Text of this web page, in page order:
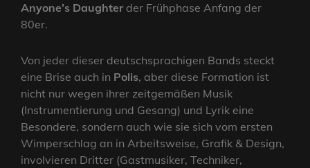
Anyone’s Daughterder Frühphase Anfang der
80er.
Von jeder dieser deutschsprachigen Bands steckt
eine Brise auch in Polis, aber diese Formation ist
nicht nur wegen ihrer zeitgemäßen Musik
(Instrumentierung und Gesang) und Lyrik eine
Besondere, sondern auch wie sie sich vom ersten
Wimperschlag an in Arbeitsweise, Grafik & Design,
involvieren Dritter (Gastmusiker, Techniker,